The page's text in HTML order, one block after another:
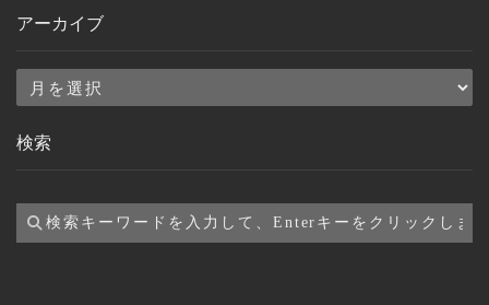
アーカイブ
ア
カ
ブ
検索